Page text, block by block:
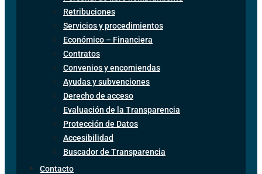
Retribuciones
Servicios y procedimientos
Económico – Financiera
Contratos
Convenios y encomiendas
Ayudas y subvenciones
Derecho de acceso
Evaluación de la Transparencia
Protección de Datos
Accesibilidad
Buscador de Transparencia
Contacto